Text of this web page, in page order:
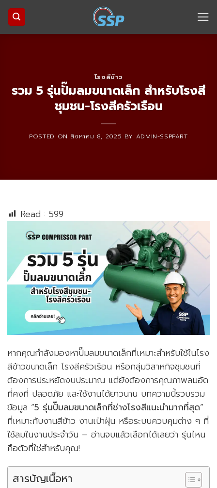
Skip
content
โรงสีข้าว
รวม 5 รุ่นปั๊มลมขนาดเล็ก สำหรับโรงสี
ชุมชน-โรงสีครัวเรือน
POSTED ON สิงหาคม 8, 2025 BY ADMIN-SSPPART
Read : 599
หากคุณกำลังมองหาปั๊มลมขนาดเล็กที่เหมาะสำหรับใช้ในโรง
สีข้าวขนาดเล็ก โรงสีครัวเรือน หรือกลุ่มวิสาหกิจชุมชนที่
ต้องการประหยัดงบประมาณ แต่ยังต้องการคุณภาพลมอัด
ที่คงที่ ปลอดภัย และใช้งานได้ยาวนาน บทความนี้รวบรวม
ข้อมูล “5 รุ่นปั๊มลมขนาดเล็กที่ช่างโรงสีแนะนำมากที่สุด”
ที่เหมาะกับงานสีข้าว งานเป่าฝุ่น หรือระบบควบคุมต่าง ๆ ที่
ใช้ลมในงานประจำวัน – อ่านจบแล้วเลือกได้เลยว่า รุ่นไหน
คือตัวที่ใช่สำหรับคุณ!
สารบัญเนื้อหา